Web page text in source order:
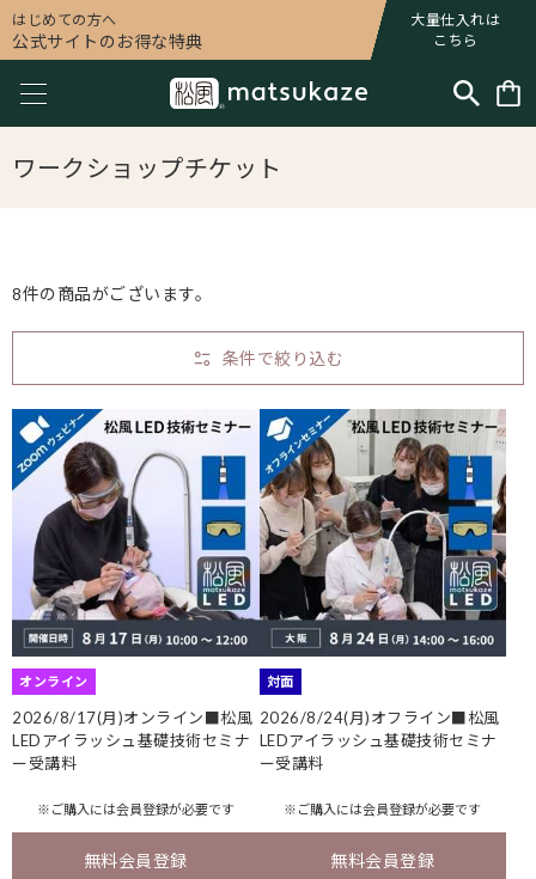
はじめての方へ
公式サイトのお得な特典
大量仕入れは
こちら
ワークショップチケット
8件の商品がございます。
条件で絞り込む
オンライン
2026/8/17(月)オンライン■松風
LEDアイラッシュ基礎技術セミナ
ー受講料
※ご購入には会員登録が必要です
無料会員登録
対面
2026/8/24(月)オフライン■松風
LEDアイラッシュ基礎技術セミナ
ー受講料
※ご購入には会員登録が必要です
無料会員登録